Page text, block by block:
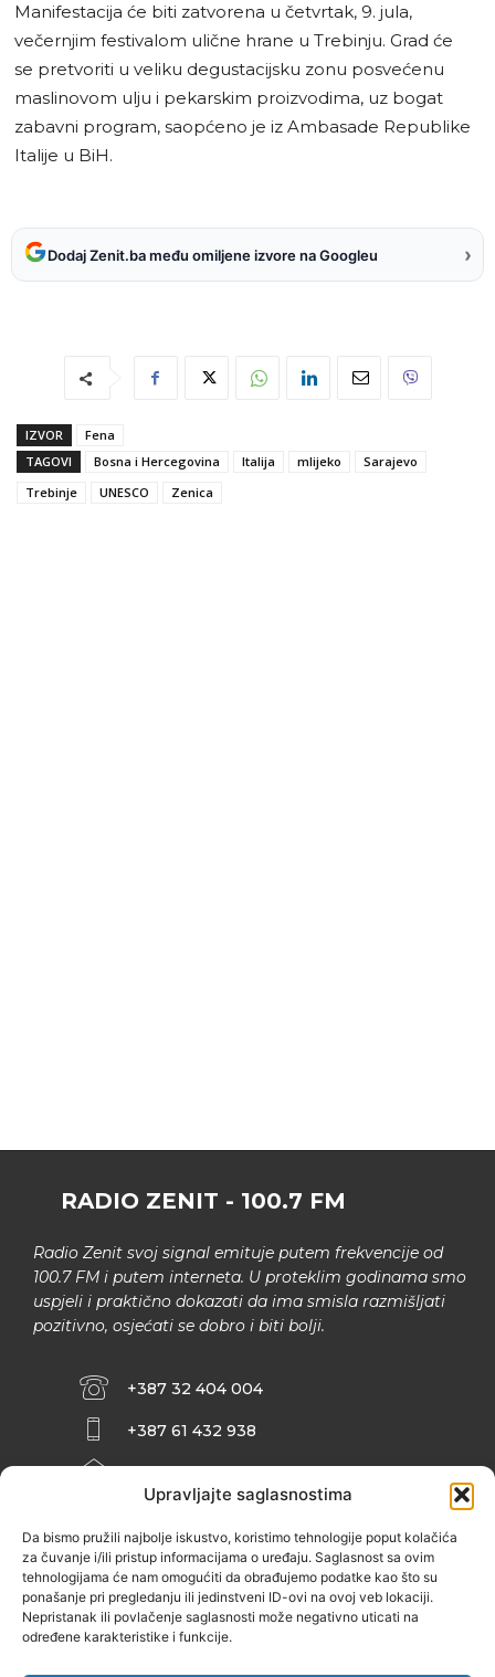
Upravljajte saglasnostima
Da bismo pružili najbolje iskustvo, koristimo tehnologije poput kolačića
za čuvanje i/ili pristup informacijama o uređaju. Saglasnost sa ovim
tehnologijama će nam omogućiti da obrađujemo podatke kao što su
ponašanje pri pregledanju ili jedinstveni ID-ovi na ovoj veb lokaciji.
Nepristanak ili povlačenje saglasnosti može negativno uticati na
određene karakteristike i funkcije.
Manifestacija će biti zatvorena u četvrtak, 9. jula,
večernjim festivalom ulične hrane u Trebinju. Grad će
se pretvoriti u veliku degustacijsku zonu posvećenu
maslinovom ulju i pekarskim proizvodima, uz bogat
zabavni program, saopćeno je iz Ambasade Republike
Italije u BiH.
Dodaj Zenit.ba među omiljene izvore na Googleu ›
IZVOR
Fena
TAGOVI
Bosna i Hercegovina Italija mlijeko
Sarajevo
Trebinje
UNESCO Zenica
RADIO ZENIT - 100.7 FM
Radio Zenit svoj signal emituje putem frekvencije od
100.7 FM i putem interneta. U proteklim godinama smo
uspjeli i praktično dokazati da ima smisla razmišljati
pozitivno, osjećati se dobro i biti bolji.
+387 32 404 004
+387 61 432 938
INFO@ZENIT.BA
ZENIČANKA, 3. SPRAT), 72000 ZENICA